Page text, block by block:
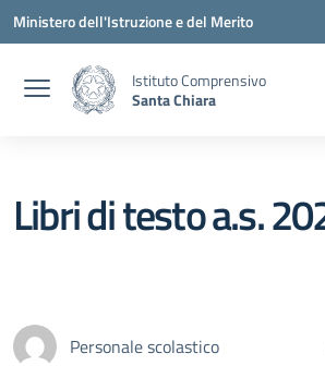
Vai ai contenuti
Vai al menu di navigazione
Vai al footer
Ministero dell'Istruzione e del Merito
Istituto Comprensivo
Santa Chiara
Libri di testo a.s.
Personale scolastico